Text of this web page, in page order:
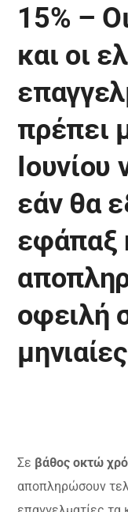
15% –
και οι
πρέπει
εάν θα
εφάπαξ
οφειλή
Σε βάθος οκτώ
αποπληρώσουν